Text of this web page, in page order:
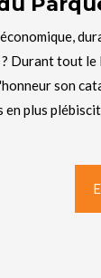
Durant tout le
son
plus